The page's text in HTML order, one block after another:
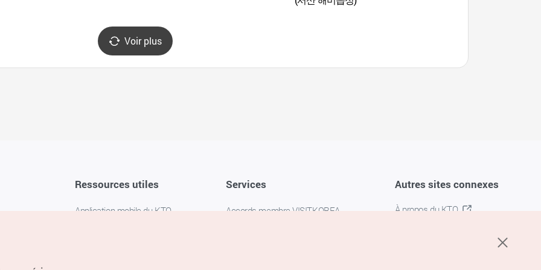
Voir plus
Ressources utiles
Application mobile du KTO
Services
Accords membre VISITKOREA
Autres sites connexes
À propos du KTO